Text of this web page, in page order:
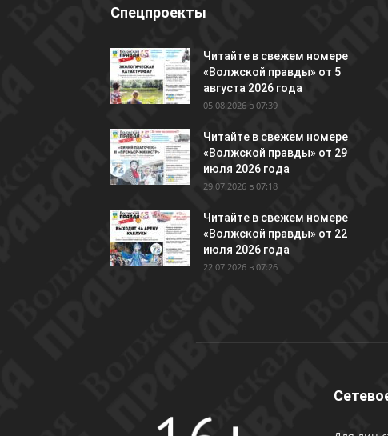
Спецпроекты
Читайте в свежем номере
«Волжской правды» от 5
августа 2026 года
05.08.2026 в 07:39
Читайте в свежем номере
«Волжской правды» от 29
июля 2026 года
29.07.2026 в 07:18
Читайте в свежем номере
«Волжской правды» от 22
июля 2026 года
22.07.2026 в 07:26